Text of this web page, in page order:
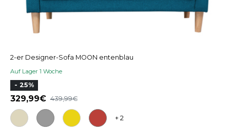
2-er Designer-Sofa MOON entenblau
Auf Lager 1 Woche
- 25%
329,99 439,99
+ 2